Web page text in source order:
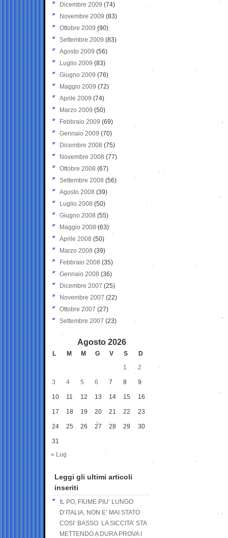
Dicembre 2009 (74)
Novembre 2009 (83)
Ottobre 2009 (90)
Settembre 2009 (83)
Agosto 2009 (56)
Luglio 2009 (83)
Giugno 2009 (76)
Maggio 2009 (72)
Aprile 2009 (74)
Marzo 2009 (50)
Febbraio 2009 (69)
Gennaio 2009 (70)
Dicembre 2008 (75)
Novembre 2008 (77)
Ottobre 2008 (67)
Settembre 2008 (56)
Agosto 2008 (39)
Luglio 2008 (50)
Giugno 2008 (55)
Maggio 2008(63)
Aprile 2008 (50)
Marzo 2008 (39)
Febbraio 2008 (35)
Gennaio 2008 (36)
Dicembre 2007 (25)
Novembre 2007 (22)
Ottobre 2007 (27)
Settembre 2007 (23)
Agosto 2026
L M M G V S
D
1
2
3 4 5 6 7 8 9
10 11 12 13 14 15 16
17 18 19 20 21 22 23
24 25 26 27 28 29 30
31
« Lug
Leggi gli ultimi articoli
inseriti
IL PO, FIUME PIU’ LUNGO
D’ITALIA, NON E’ MAI STATO
COSI’ BASSO. LA SICCITA’ STA
METTENDO A DURA PROVA I